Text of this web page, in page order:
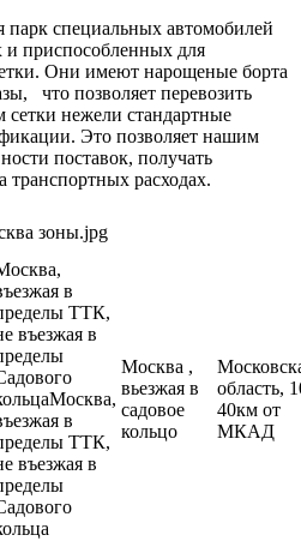
парк специальных автомобилей
и приспособленных для
Они имеют нарощеные борта
что позволяет перевозить
сетки нежели стандартные
Это позволяет нашим
поставок, получать
расходах.
в
ТТК,
въезжая в
в
ТТК,
въезжая в
Москва ,
вьезжая в
садовое
кольцо
область,
40км от
МКАД